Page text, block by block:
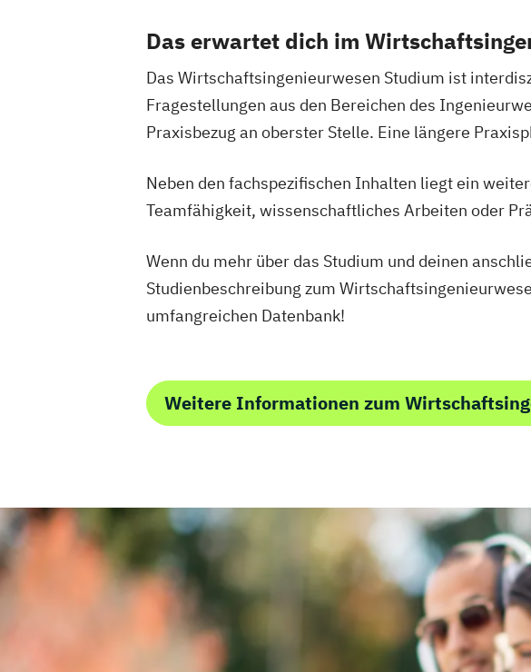
Das erwartet dich im
Das Wirtschaftsingenieurwesen Studium ist
Fragestellungen aus den Bereichen des
Praxisbezug an oberster Stelle. Eine längere
Neben den fachspezifischen Inhalten liegt ein
Teamfähigkeit, wissenschaftliches Arbeiten oder
Wenn du mehr über das Studium und deinen
Studienbeschreibung zum
umfangreichen Datenbank!
Weitere Informationen zum